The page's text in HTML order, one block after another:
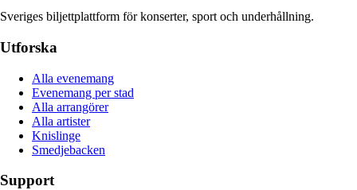
Sveriges biljettplattform för konserter, sport och underhållning.
Utforska
Alla evenemang
Evenemang per stad
Alla arrangörer
Alla artister
Knislinge
Smedjebacken
Support